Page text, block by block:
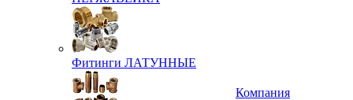
Фитинги ЛАТУННЫЕ
Компания